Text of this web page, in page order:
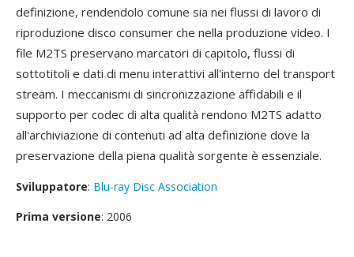
definizione, rendendolo comune sia nei flussi di lavoro di
riproduzione disco consumer che nella produzione video. I
file M2TS preservano marcatori di capitolo, flussi di
sottotitoli e dati di menu interattivi all'interno del transport
stream. I meccanismi di sincronizzazione affidabili e il
supporto per codec di alta qualità rendono M2TS adatto
all'archiviazione di contenuti ad alta definizione dove la
preservazione della piena qualità sorgente è essenziale.
Sviluppatore: Blu-ray Disc Association
Prima versione: 2006